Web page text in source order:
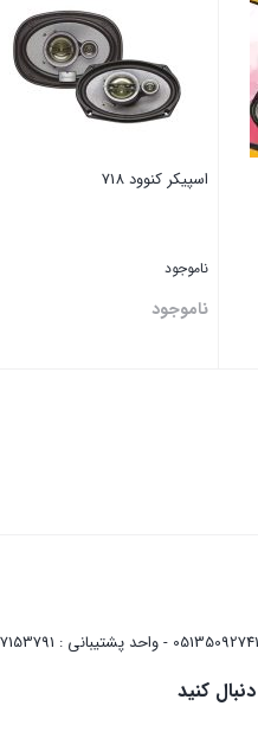
اسپیکر کنوود 718
ناموجود
ناموجود
کنید